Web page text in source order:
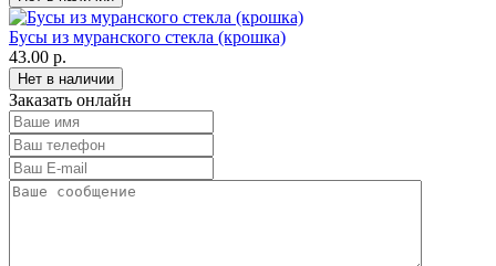
Бусы из муранского стекла (крошка)
43.00 р.
Заказать онлайн